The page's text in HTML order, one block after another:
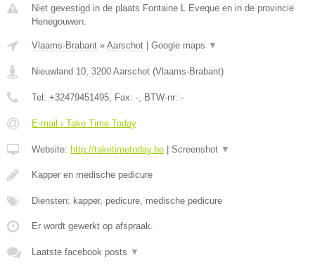
Niet gevestigd in de plaats Fontaine L Eveque en in de provincie
Henegouwen.
Vlaams-Brabant » Aarschot Google maps ▼
Nieuwland 10, 3200 Aarschot (Vlaams-Brabant)
Tel: +32479451495, Fax: -, BTW-nr: -
E-mail › Take Time Today
Website: http://taketimetoday.be Screenshot ▼
Kapper en medische pedicure
Diensten: kapper, pedicure, medische pedicure
Er wordt gewerkt op afspraak.
Laatste facebook posts ▼